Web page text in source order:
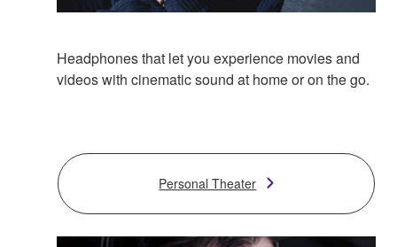
Headphones that let you experience movies and
videos with cinematic sound at home or on the go.
Personal Theater